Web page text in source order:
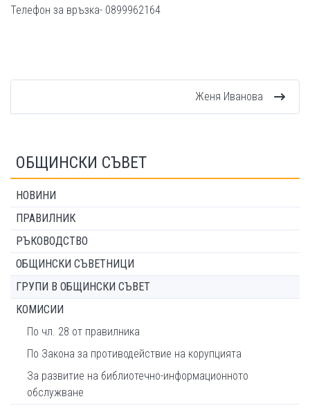
Телефон за връзка- 0899962164
Женя Иванова
ОБЩИНСКИ СЪВЕТ
НОВИНИ
ПРАВИЛНИК
РЪКОВОДСТВО
ОБЩИНСКИ СЪВЕТНИЦИ
ГРУПИ В ОБЩИНСКИ СЪВЕТ
КОМИСИИ
По чл. 28 от правилника
По Закона за противодействие на корупцията
За развитие на библиотечно-информационното
обслужване